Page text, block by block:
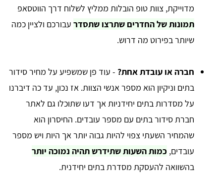
מדוייקת, צוות טופ הובלות ממליץ לשלוח דרך הווטסאפ
תמונות של החדרים שתרצו שתסדר עבורכם ולציין כמה
שיותר בפירוט מה דרוש.
חברה או עובדת אחת? - עוד פן שמשפיע על מחיר סידור
בתים וניקיון הוא מספר אנשי הצוות. אז נכון, עד כה דיברנו
על מסדרות בתים יחידניות אך דעו שתוכלו גם לאתר
חברת סידור בתים עם מספר עובדים. החיסרון הוא
שהמחיר השעתי צפוי להיות גבוה יותר אך היות ויש מספר
עובדים, כמות השעות שתידרש תהיה נמוכה יותר
בהשוואה להעסקת מסדרת בתים יחידנית.